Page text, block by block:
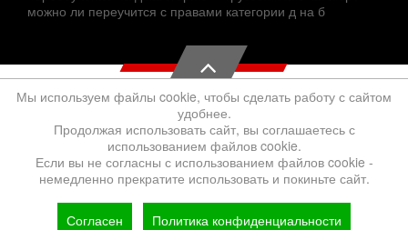
можно ли переучится с правами категории д на б
Мы используем файлы cookie, чтобы сделать работу с сайтом
удобнее.
Продолжая использовать сайт, вы соглашаетесь с
использованием файлов cookie.
Если вы не согласны с использованием файлов cookie -
немедленно прекратите использовать и покиньте сайт.
Согласен Политика конфиденциальности